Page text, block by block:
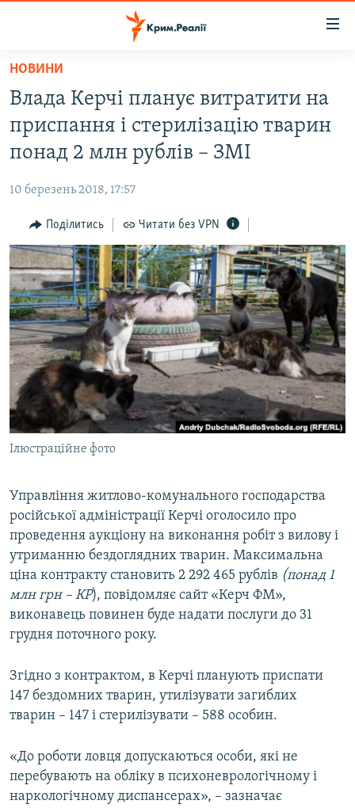
Перейти
основного
матеріалу
Перейти
до
основної
навігації
Перейти
до
пошуку
ВОДА.КРИМ
ВІДЕО ТА ФОТО
БЛОГИ
ПОГЛЯД
ІНТЕРВ'Ю
ВСЕ ЗА ДЕНЬ
СПЕЦПРОЕКТИ
ДЕПОРТАЦІЯ
ВІДЕОУРОКИ «ELIFBE»
СВІДЧЕННЯ ОКУПАЦІЇ
УКРАЇНСЬКА ПРОБЛЕМА КРИМУ
ІНФОГРАФІКА
ЯК ОБІЙТИ БЛОКУВАННЯ
Русский
Qırımtatar
ДОЛУЧАЙСЯ!
Усі сайти RFE/RL
НОВИНИ
Влада Керчі планує витратити на
приспання і стерилізацію тварин
понад 2 млн рублів – ЗМІ
10 березень 2018, 17:57
Поділитись Читати без VPN
Ілюстраційне фото
Управління житлово-комунального господарства
російської адміністрації Керчі оголосило про
проведення аукціону на виконання робіт з вилову і
утриманню бездоглядних тварин. Максимальна
ціна контракту становить 2 292 465 рублів (понад 1
млн грн – КР), повідомляє сайт «Керч ФМ»,
виконавець повинен буде надати послуги до 31
грудня поточного року.
Згідно з контрактом, в Керчі планують приспати
147 бездомних тварин, утилізувати загиблих
тварин – 147 і стерилізувати – 588 особин.
«До роботи ловця допускаються особи, які не
перебувають на обліку в психоневрологічному і
наркологічному диспансерах», – зазначає